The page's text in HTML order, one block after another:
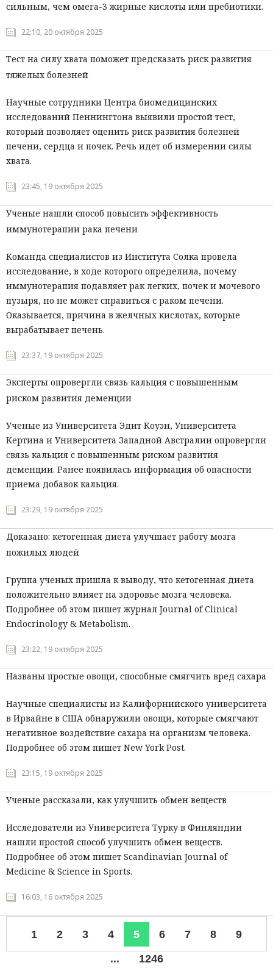
сильным, чем омега-3 жирные кислоты или пребиотики.
22:10, 20 октября 2025
Тест на силу хвата поможет предсказать риск развития
тяжелых болезней
Научные сотрудники Центра биомедицинских
исследований Пеннингтона выявили простой тест,
который позволяет оценить риск развития болезней
печени, сердца и почек. Речь идет об измерении силы
хвата.
23:45, 19 октября 2025
Ученые нашли способ повысить эффективность
иммунотерапии рака печени
Команда специалистов из Института Солка провела
исследование, в ходе которого определила, почему
иммунотерапия подавляет рак легких, почек и мочевого
пузыря, но не может справиться с раком печени.
Оказывается, причина в желчных кислотах, которые
вырабатывает печень.
23:37, 19 октября 2025
Эксперты опровергли связь кальция с повышенным
риском развития деменции
Ученые из Университета Эдит Коуэн, Университета
Кертина и Университета Западной Австралии опровергли
связь кальция с повышенным риском развития
деменции. Ранее появилась информация об опасности
приема добавок кальция.
23:29, 19 октября 2025
Доказано: кетогенная диета улучшает работу мозга
пожилых людей
Группа ученых пришла к выводу, что кетогенная диета
положительно влияет на здоровье мозга человека.
Подробнее об этом пишет журнал Journal of Clinical
Endocrinology & Metabolism.
23:22, 19 октября 2025
Названы простые овощи, способные смягчить вред сахара
Научные специалисты из Калифорнийского университета
в Ирвайне в США обнаружили овощи, которые смягчают
негативное воздействие сахара на организм человека.
Подробнее об этом пишет New York Post.
23:15, 19 октября 2025
Ученые рассказали, как улучшить обмен веществ
Исследователи из Университета Турку в Финляндии
нашли простой способ улучшить обмен веществ.
Подробнее об этом пишет Scandinavian Journal of
Medicine & Science in Sports.
16:03, 16 октября 2025
1 2 3 4 5 6 7 8
9
...
1246